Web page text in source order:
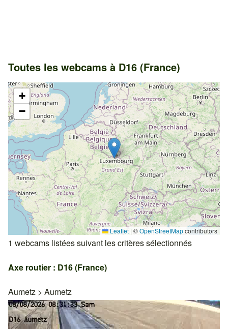
Toutes les webcams à D16 (France)
+
−
Leaflet | ©OpenStreetMapcontributors
1 webcams listées suivant les critères sélectionnés
Axe routier : D16 (France)
Aumetz > Aumetz